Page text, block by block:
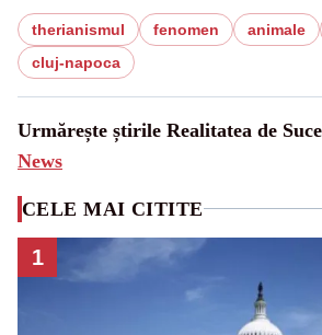
therianismul fenomen animale
cluj-napoca
Urmărește știrile Realitatea de
News
CELE MAI CITITE
1